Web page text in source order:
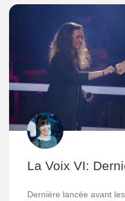
La Voix VI:
Dernière lancée avant